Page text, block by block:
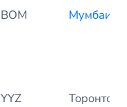
BOM Мумбаи
YYZ Торонто